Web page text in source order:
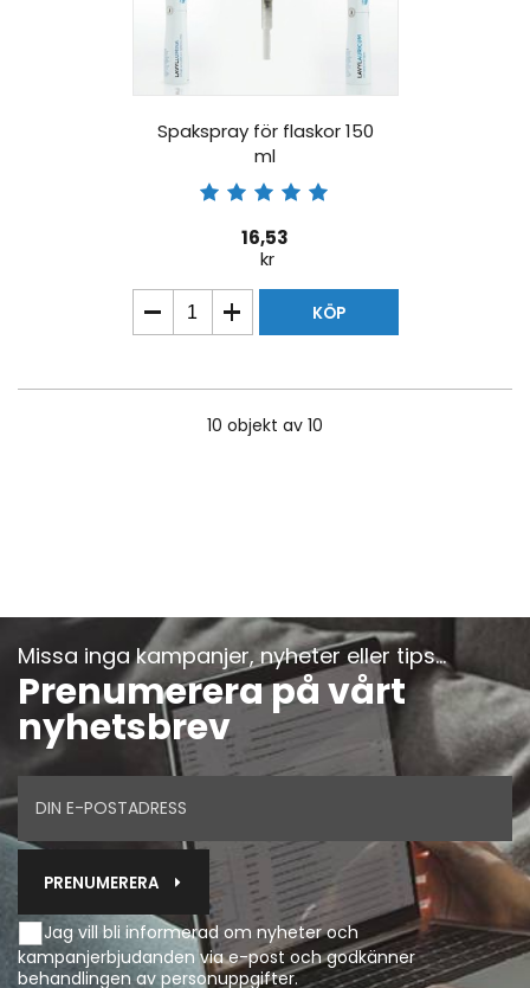
Spakspray för flaskor 150
ml
16,53
kr
KÖP
10 objekt av 10
Missa inga kampanjer, nyheter eller tips...
Prenumerera på vårt
nyhetsbrev
PRENUMERERA
Jag vill bli informerad om nyheter och
kampanjerbjudanden via e-post och godkänner
behandlingen av personuppgifter.